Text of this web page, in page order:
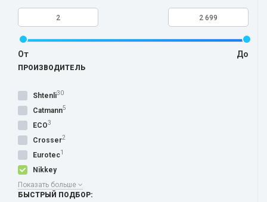
От До
ПРОИЗВОДИТЕЛЬ
Shtenli30
Catmann5
ECO3
Crosser2
Eurotec1
Nikkey
Показать больше
БЫСТРЫЙ ПОДБОР: